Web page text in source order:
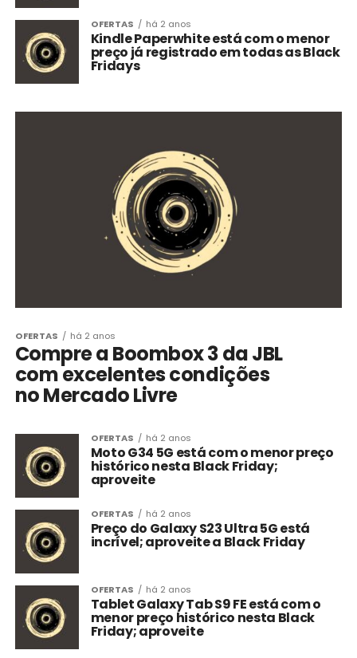
OFERTAS há 2 anos
Kindle Paperwhite está com o menor
preço já registrado em todas as Black
Fridays
OFERTAS há 2 anos
Compre a Boombox 3 da JBL
com excelentes condições
no Mercado Livre
OFERTAS há 2 anos
Moto G34 5G está com o menor preço
histórico nesta Black Friday;
aproveite
OFERTAS há 2 anos
Preço do Galaxy S23 Ultra 5G está
incrível; aproveite a Black Friday
OFERTAS há 2 anos
Tablet Galaxy Tab S9 FE está com o
menor preço histórico nesta Black
Friday; aproveite